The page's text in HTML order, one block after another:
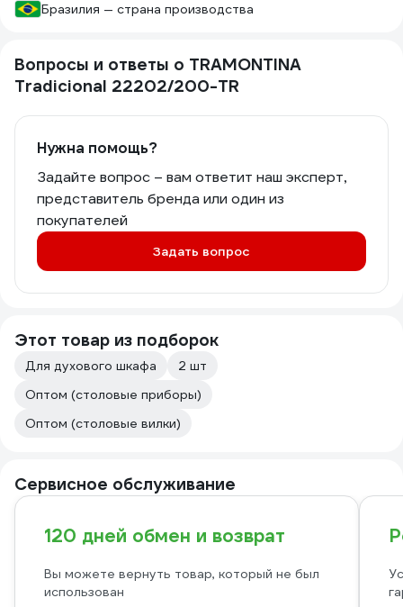
Бразилия — страна производства
Вопросы и ответы о TRAMONTINA
Tradicional 22202/200-TR
Нужна помощь?
Задайте вопрос – вам ответит наш эксперт,
представитель бренда или один из
покупателей
Задать вопрос
Этот товар из подборок
Для духового шкафа
2 шт
Оптом (столовые приборы)
Оптом (столовые вилки)
Сервисное обслуживание
120 дней обмен и возврат
Вы можете вернуть товар, который не был
использован